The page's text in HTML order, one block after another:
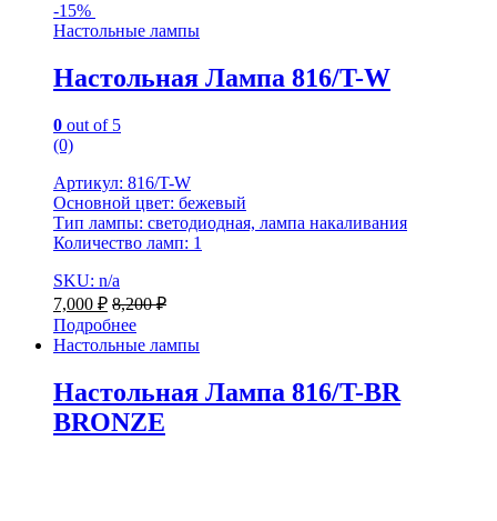
-15%
Настольные лампы
Настольная Лампа 816/T-W
0 out of 5
(0)
Артикул: 816/T-W
Основной цвет: бежевый
Тип лампы: светодиодная, лампа накаливания
Количество ламп: 1
SKU: n/a
7,000 ₽ 8,200₽
Подробнее
Настольные лампы
Настольная Лампа 816/T-BR
BRONZE